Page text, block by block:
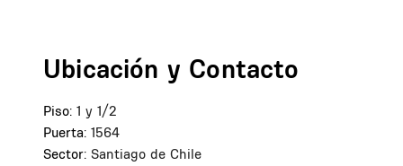
Ubicación y Contacto
Piso: 1 y 1/2
Puerta: 1564
Sector: Santiago de Chile